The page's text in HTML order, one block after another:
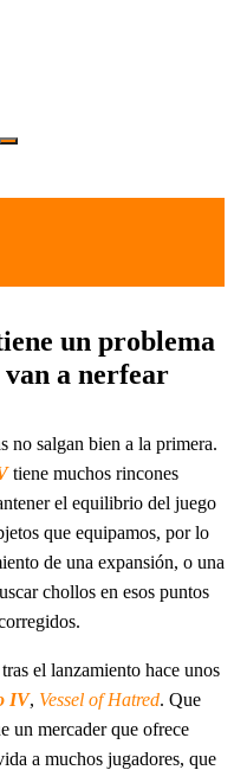
un problema
a nerfear
no salgan bien a la primera.
tiene muchos rincones
el equilibrio del juego
que equipamos, por lo
de una expansión, o una
chollos en esos puntos
el lanzamiento hace unos
IV, Vessel of Hatred. Que
un mercader que ofrece
a muchos jugadores, que